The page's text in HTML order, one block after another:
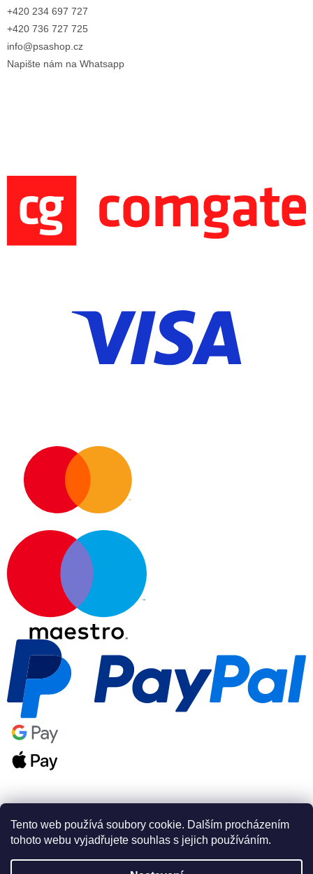
Tento web používá soubory cookie. Dalším procházením
tohoto webu vyjadřujete souhlas s jejich používáním.
+420 234 697 727
+420 736 727 725
info@psashop.cz
Napište nám na Whatsapp
Vytvořil Shoptet Premium